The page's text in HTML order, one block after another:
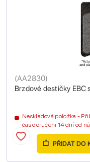
Brzdové destičky EBC
(AA2830)
Neskladová položka -
čas doručení 14 dní od
PŘIDAT DO